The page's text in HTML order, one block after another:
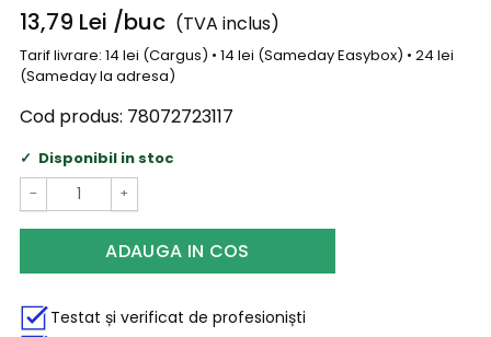
13,79 Lei /buc (TVA inclus)
Tarif livrare: 14 lei (Cargus) • 14 lei (Sameday Easybox) • 24 lei
(Sameday la adresa)
Cod produs: 78072723117
Disponibil in stoc
− +
ADAUGA IN COS
Testat și verificat de profesioniști